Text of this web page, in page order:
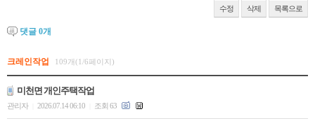
수정 삭제 목록으로
댓글 0개
크레인작업 109개(1/6페이지)
미천면 개인주택작업
관리자 2026.07.14 06:10 조회 63